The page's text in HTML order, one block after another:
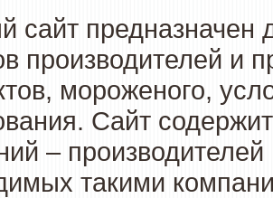
сайт предназначен
производителей и
мороженого,
Сайт
–
такими